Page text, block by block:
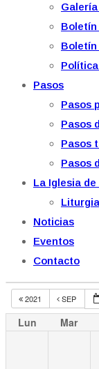
Boletín
Pasos
Pasos
Pasos
Pasos
Pasos
La Iglesia de
Noticias
Eventos
Contacto
2021 SEP
Lun Mar